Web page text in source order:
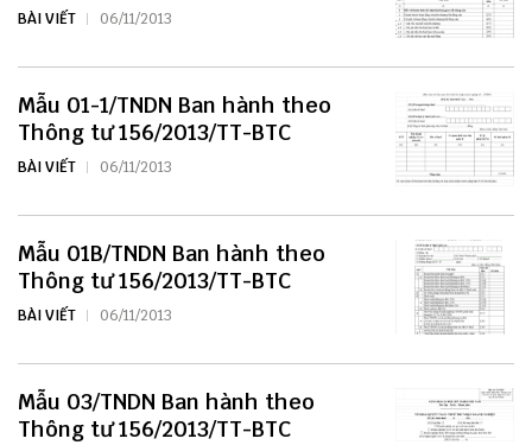
BÀI VIẾT 06/11/2013
Mẫu 01-1/TNDN Ban hành theo
Thông tư 156/2013/TT-BTC
BÀI VIẾT 06/11/2013
Mẫu 01B/TNDN Ban hành theo
Thông tư 156/2013/TT-BTC
BÀI VIẾT 06/11/2013
Mẫu 03/TNDN Ban hành theo
Thông tư 156/2013/TT-BTC